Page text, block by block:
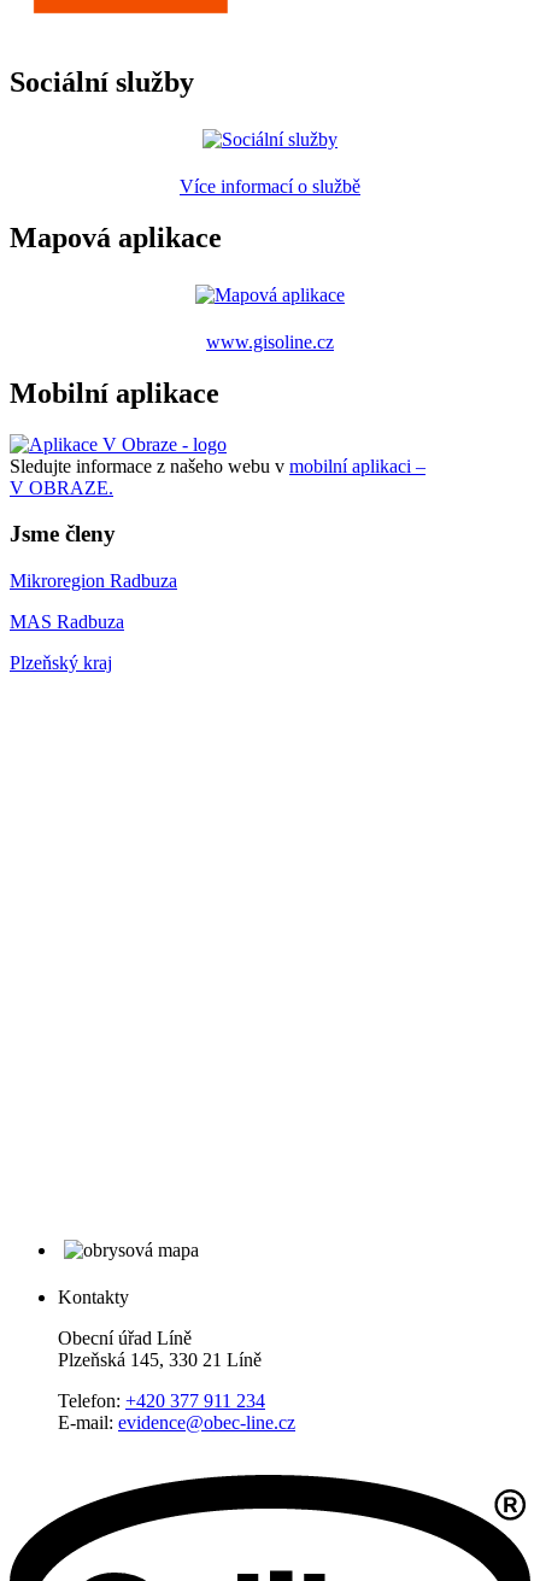
Sociální služby
Více informací o službě
Mapová aplikace
www.gisoline.cz
Mobilní aplikace
Sledujte informace z našeho webu v mobilní aplikaci –
V OBRAZE.
Jsme členy
Mikroregion Radbuza
MAS Radbuza
Plzeňský kraj
Kontakty
Obecní úřad Líně
Plzeňská 145, 330 21 Líně
Telefon: +420 377 911 234
E-mail: evidence@obec-line.cz